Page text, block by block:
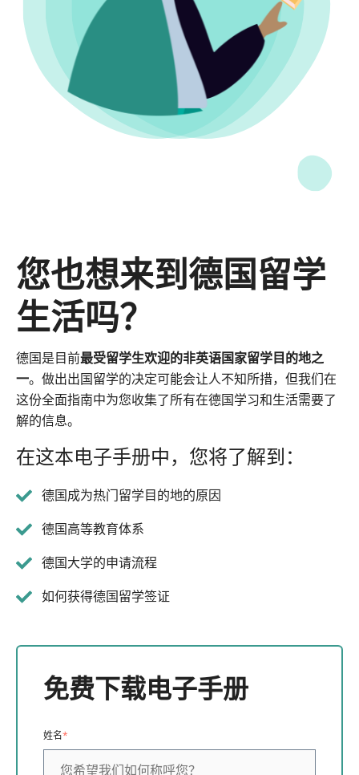
您也想来到德国留学
生活吗？
德国是目前最受留学生欢迎的非英语国家留学目的地之
一。做出出国留学的决定可能会让人不知所措，但我们在
这份全面指南中为您收集了所有在德国学习和生活需要了
解的信息。
在这本电子手册中，您将了解到：
德国成为热门留学目的地的原因
德国高等教育体系
德国大学的申请流程
如何获得德国留学签证
免费下载电子手册
姓名*